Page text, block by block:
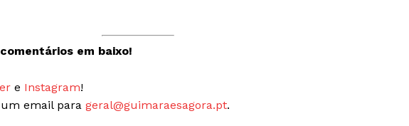
em baixo!
e Instagram!
email para geral@guimaraesagora.pt.